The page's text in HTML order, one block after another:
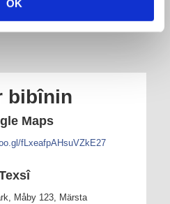
OK
bibînin
Maps
fLxeafpAHsuVZkE27
Måby 123, Märsta